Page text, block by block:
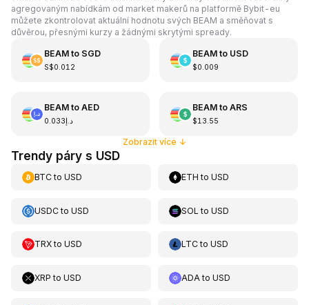
agregovaným nabídkám od market makerů na platformě Bybit-eu
můžete zkontrolovat aktuální hodnotu svých BEAM a směňovat s
důvěrou, přesnými kurzy a žádnými skrytými spready.
BEAMto SGD
S$0.012
BEAMto USD
$0.009
BEAMto AED
د.إ0.033
BEAMto ARS
$13.55
Zobrazit více ↓
Trendy páry s USD
BTCto USD ETH toUSD
USDCto USD SOL toUSD
TRXto USD LTCtoUSD
XRP to USD ADA toUSD